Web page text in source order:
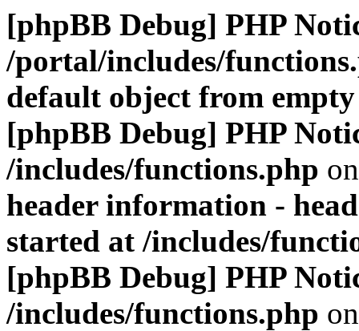
[phpBB Debug] PHP
/portal/includes/
default object from
[phpBB Debug] PHP
/includes/functions.php
header information -
started at /includes/
[phpBB Debug] PHP
/includes/functions.php